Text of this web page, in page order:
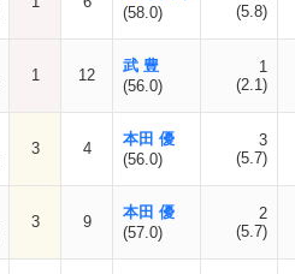
(58.0)
(5.8)
1 12
武 豊
(56.0)
1
(2.1)
3 4
本田 優
(56.0)
3
(5.7)
3 9
本田 優
(57.0)
2
(5.7)